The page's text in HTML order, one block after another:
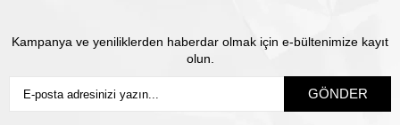
Kampanya ve yeniliklerden haberdar olmak için e-bültenimize kayıt
olun.
GÖNDER